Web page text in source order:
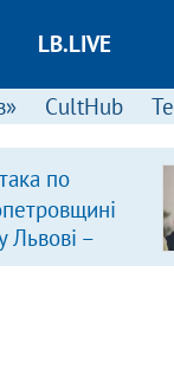
LB.LIVE
CultHub
по
Львові –